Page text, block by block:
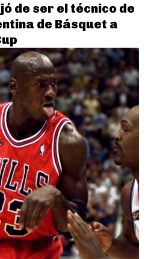
de ser el técnico de
de Básquet a